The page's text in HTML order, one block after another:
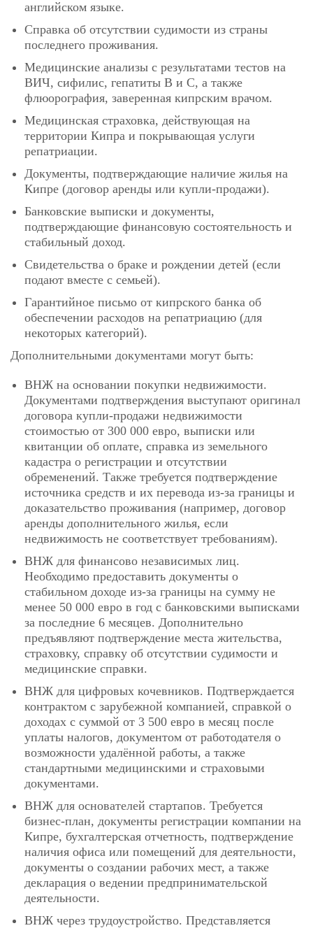
английском языке.
Справка об отсутствии судимости из страны
последнего проживания.
Медицинские анализы с результатами тестов на
ВИЧ, сифилис, гепатиты В и С, а также
флюорография, заверенная кипрским врачом.
Медицинская страховка, действующая на
территории Кипра и покрывающая услуги
репатриации.
Документы, подтверждающие наличие жилья на
Кипре (договор аренды или купли-продажи).
Банковские выписки и документы,
подтверждающие финансовую состоятельность и
стабильный доход.
Свидетельства о браке и рождении детей (если
подают вместе с семьей).
Гарантийное письмо от кипрского банка об
обеспечении расходов на репатриацию (для
некоторых категорий).
Дополнительными документами могут быть:
ВНЖ на основании покупки недвижимости.
Документами подтверждения выступают оригинал
договора купли-продажи недвижимости
стоимостью от 300 000 евро, выписки или
квитанции об оплате, справка из земельного
кадастра о регистрации и отсутствии
обременений. Также требуется подтверждение
источника средств и их перевода из-за границы и
доказательство проживания (например, договор
аренды дополнительного жилья, если
недвижимость не соответствует требованиям).
ВНЖ для финансово независимых лиц.
Необходимо предоставить документы о
стабильном доходе из-за границы на сумму не
менее 50 000 евро в год с банковскими выписками
за последние 6 месяцев. Дополнительно
предъявляют подтверждение места жительства,
страховку, справку об отсутствии судимости и
медицинские справки.
ВНЖ для цифровых кочевников. Подтверждается
контрактом с зарубежной компанией, справкой о
доходах с суммой от 3 500 евро в месяц после
уплаты налогов, документом от работодателя о
возможности удалённой работы, а также
стандартными медицинскими и страховыми
документами.
ВНЖ для основателей стартапов. Требуется
бизнес-план, документы регистрации компании на
Кипре, бухгалтерская отчетность, подтверждение
наличия офиса или помещений для деятельности,
документы о создании рабочих мест, а также
декларация о ведении предпринимательской
деятельности.
ВНЖ через трудоустройство. Представляется